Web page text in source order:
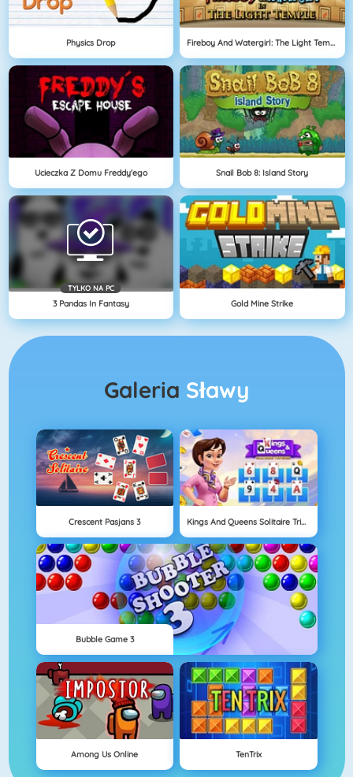
Physics Drop Fireboy And Watergirl: The Light Temple
Ucieczka Z Domu Freddy'ego Snail Bob 8: Island Story
TYLKO NA PC
3 Pandas In Fantasy Gold Mine Strike
Galeria Sławy
Crescent Pasjans 3 Kings And Queens Solitaire Tripeaks
Bubble Game 3
Among Us Online TenTrix